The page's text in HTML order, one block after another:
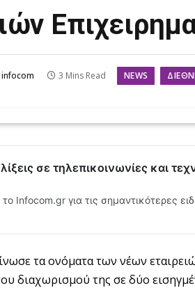
infocom 3 Mins Read NEWS
σε τηλεπικοινωνίες και
Infocom.gr για τις σημαντικότερες
τα ονόματα των νέων
διαχωρισμού της σε δύο